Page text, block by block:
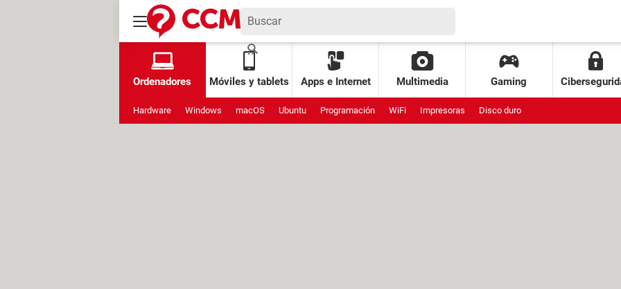
Ordenadores Móviles y tablets Apps e Internet Multimedia Gaming
Hardware Windows macOS Ubuntu Programación WiFi Impresoras Disco duro